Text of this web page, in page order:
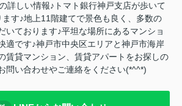
詳しい情報♪トマト銀行神戸支店が歩いて
す♪地上11階建てで景色も良く、多数の
いております♪平坦な場所にあるマンショ
適です♪神戸市中央区エリアと神戸市海岸
賃貸マンション、賃貸アパートをお探しの
問い合わせやご連絡をください(*^^*)